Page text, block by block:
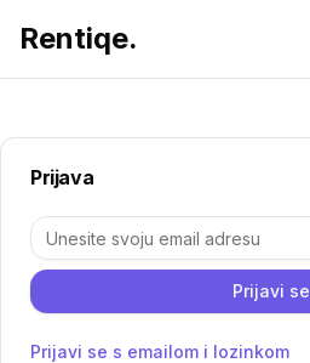
Rentiqe.
Prijava
Prijava
Prijavi se
Prijavi se s emailom i lozinkom